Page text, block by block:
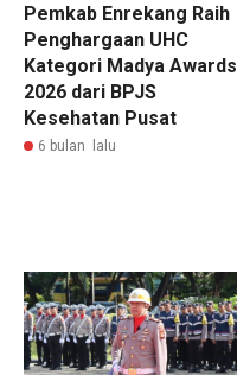
Pemkab Enrekang Raih
Penghargaan UHC
Kategori Madya Awards
2026 dari BPJS
Kesehatan Pusat
6 bulan lalu